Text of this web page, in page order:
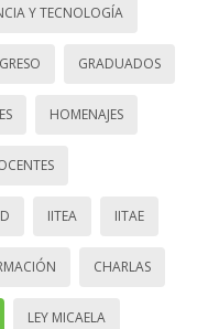
Y TECNOLOGÍA
GRADUADOS
HOMENAJES
IITEA IITAE
CHARLAS
LEY MICAELA